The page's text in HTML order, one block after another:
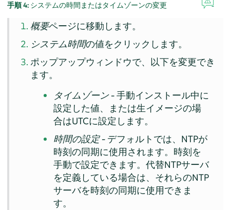
手順 4: システムの時間またはタイムゾーンの変更
概要ページに移動します。
システム時間の値をクリックします。
ポップアップウィンドウで、以下を変更でき
ます。
タイムゾーン- 手動インストール中に
設定した値、または生イメージの場
合はUTCに設定します。
時間の設定- デフォルトでは、NTPが
時刻の同期に使用されます。時刻を
手動で設定できます。代替NTPサーバ
を定義している場合は、それらのNTP
サーバを時刻の同期に使用できま
す。